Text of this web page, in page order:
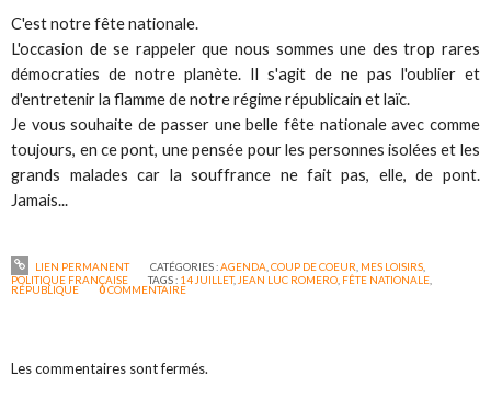
C'est notre fête nationale.
L'occasion de se rappeler que nous sommes une des trop rares
démocraties de notre planète. Il s'agit de ne pas l'oublier et
d'entretenir la flamme de notre régime républicain et laïc.
Je vous souhaite de passer une belle fête nationale avec comme
toujours, en ce pont, une pensée pour les personnes isolées et les
grands malades car la souffrance ne fait pas, elle, de pont.
Jamais...
LIEN PERMANENT CATÉGORIES :AGENDA COUP DE COEUR MES LOISIRS,
POLITIQUE FRANÇAISE
TAGS : 14 JUILLET, JEAN LUC ROMERO FÊTE NATIONALE
RÉPUBLIQUE 0COMMENTAIRE
Les commentaires sont fermés.